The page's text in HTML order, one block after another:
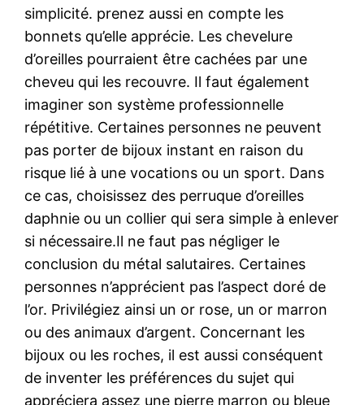
simplicité. prenez aussi en compte les
bonnets qu’elle apprécie. Les chevelure
d’oreilles pourraient être cachées par une
cheveu qui les recouvre. Il faut également
imaginer son système professionnelle
répétitive. Certaines personnes ne peuvent
pas porter de bijoux instant en raison du
risque lié à une vocations ou un sport. Dans
ce cas, choisissez des perruque d’oreilles
daphnie ou un collier qui sera simple à enlever
si nécessaire.Il ne faut pas négliger le
conclusion du métal salutaires. Certaines
personnes n’apprécient pas l’aspect doré de
l’or. Privilégiez ainsi un or rose, un or marron
ou des animaux d’argent. Concernant les
bijoux ou les roches, il est aussi conséquent
de inventer les préférences du sujet qui
appréciera assez une pierre marron ou bleue